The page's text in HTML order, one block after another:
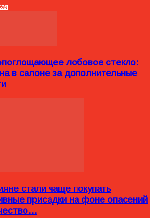
лобовое стекло:
в салоне за дополнительные
стали чаще покупать
присадки на фоне опасений